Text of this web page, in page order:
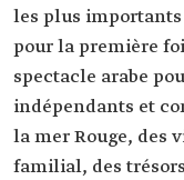
les plus
pour la première
spectacle arabe
indépendants et
la mer Rouge, des
familial, des